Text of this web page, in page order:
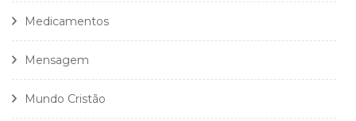
Medicamentos
Mensagem
Mundo Cristão